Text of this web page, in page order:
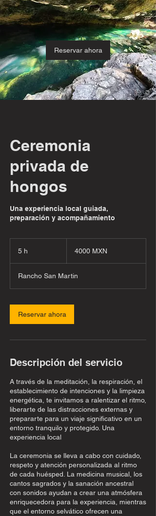
Reservar ahora
Ceremonia
privada de
hongos
Una experiencia local guiada,
preparación y acompañamiento
5 h
mexicanos
4000 MXN
Rancho San Martin
Reservar ahora
Descripción del servicio
A través de la meditación, la respiración, el
establecimiento de intenciones y la limpieza
energética, te invitamos a ralentizar el ritmo,
liberarte de las distracciones externas y
prepararte para un viaje significativo en un
entorno tranquilo y protegido. Una
experiencia local
La ceremonia se lleva a cabo con cuidado,
respeto y atención personalizada al ritmo
de cada huésped. La medicina musical, los
cantos sagrados y la sanación ancestral
con sonidos ayudan a crear una atmósfera
enriquecedora para la experiencia, mientras
que el entorno selvático ofrecen una